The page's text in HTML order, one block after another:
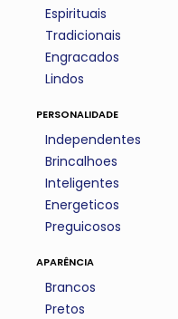
Espirituais
Tradicionais
Engracados
Lindos
personalidade
Independentes
Brincalhoes
Inteligentes
Energeticos
Preguicosos
aparência
Brancos
Pretos